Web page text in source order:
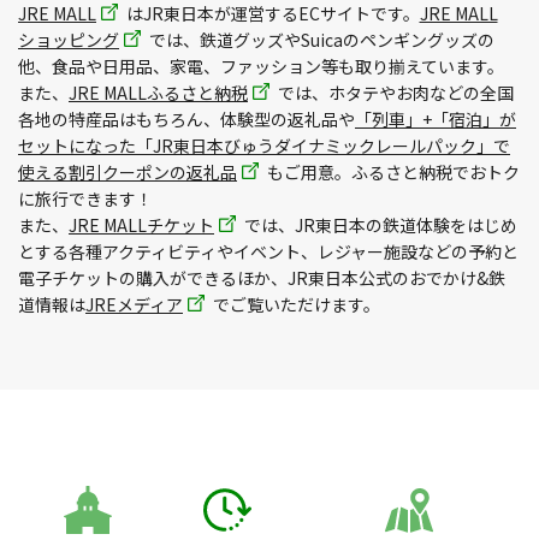
JRE MALL はJR東日本が運営するECサイトです。 JRE MALL
ショッピング
では、鉄道グッズやSuicaのペンギングッズの
他、食品や日用品、家電、ファッション等も取り揃えています。
また、 JRE MALLふるさと納税
では、ホタテやお肉などの全国
各地の特産品はもちろん、体験型の返礼品や 「列車」+「宿泊」が
セットになった「JR東日本びゅうダイナミックレールパック」で
使える割引クーポンの返礼品
もご用意。ふるさと納税でおトク
に旅行できます！
また、 JRE MALLチケット
では、JR東日本の鉄道体験をはじめ
とする各種アクティビティやイベント、レジャー施設などの予約と
電子チケットの購入ができるほか、JR東日本公式のおでかけ&鉄
道情報はJREメディア でご覧いただけます。